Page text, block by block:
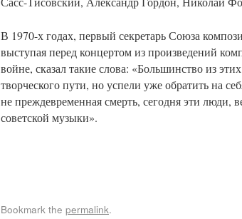
В 1970-х годах, первый секретарь Союза
выступая перед концертом из произведений
войне, сказал такие слова: «Большинство из
творческого пути, но успели уже обратить на
не преждевременная смерть, сегодня эти люди,
советской музыки».
Bookmark the permalink.